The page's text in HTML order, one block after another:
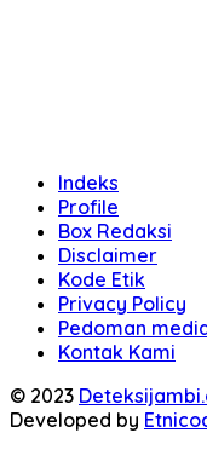
Indeks
Profile
Box Redaksi
Disclaimer
Kode Etik
Privacy Policy
Pedoman
Kontak Kami
© 2023
Developed by